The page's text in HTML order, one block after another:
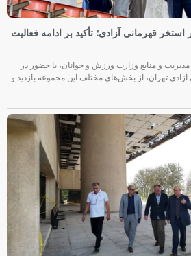
قهرمانی آزادی؛ تأکید بر ادامه فعالیت
و منابع وزارت ورزش و جوانان، با حضور در
تهران، از بخش‌های مختلف این مجموعه بازدید و